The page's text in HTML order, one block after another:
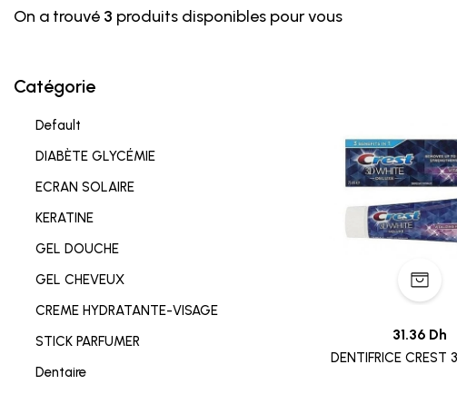
On a trouvé 3 produits disponibles pour vous
31.36 Dh
DENTIFRICE CREST
Catégorie
Default
DIABÈTE GLYCÉMIE
ECRAN SOLAIRE
KERATINE
GEL DOUCHE
GEL CHEVEUX
CREME HYDRATANTE-VISAGE
STICK PARFUMER
Dentaire